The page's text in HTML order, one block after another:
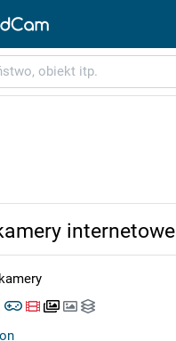
internetowe